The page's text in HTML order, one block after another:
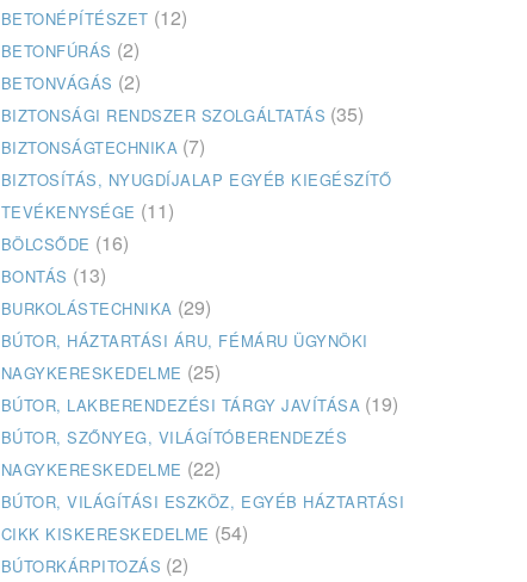
BETONÉPÍTÉSZET (12)
BETONFÚRÁS (2)
BETONVÁGÁS (2)
BIZTONSÁGI RENDSZER SZOLGÁLTATÁS (35)
BIZTONSÁGTECHNIKA (7)
BIZTOSÍTÁS, NYUGDÍJALAP EGYÉB KIEGÉSZÍTŐ
TEVÉKENYSÉGE (11)
BÖLCSŐDE (16)
BONTÁS (13)
BURKOLÁSTECHNIKA (29)
BÚTOR, HÁZTARTÁSI ÁRU, FÉMÁRU ÜGYNÖKI
NAGYKERESKEDELME (25)
BÚTOR, LAKBERENDEZÉSI TÁRGY JAVÍTÁSA (19)
BÚTOR, SZŐNYEG, VILÁGÍTÓBERENDEZÉS
NAGYKERESKEDELME (22)
BÚTOR, VILÁGÍTÁSI ESZKÖZ, EGYÉB HÁZTARTÁSI
CIKK KISKERESKEDELME (54)
BÚTORKÁRPITOZÁS (2)